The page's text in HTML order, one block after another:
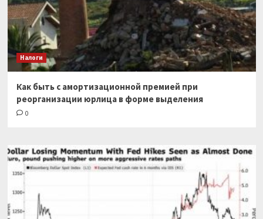
Налоги
Как быть с амортизационной премией при
реорганизации юрлица в форме выделения
0